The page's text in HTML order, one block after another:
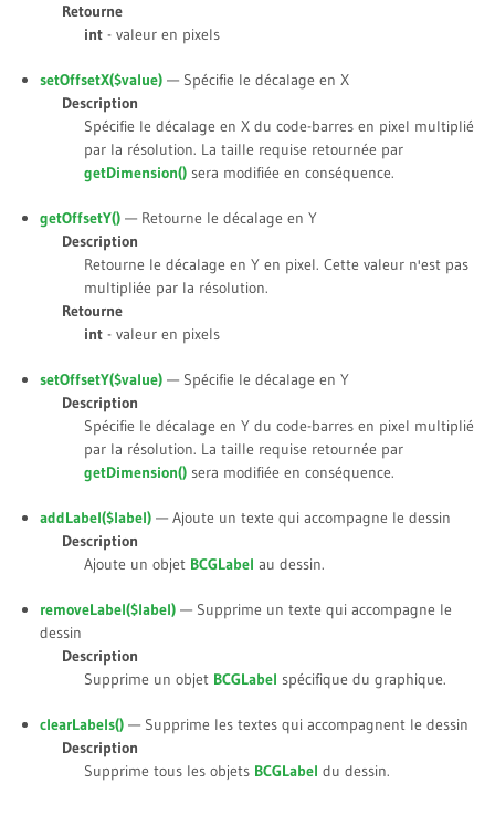
Retourne
int - valeur en pixels
setOffsetX($value) — Spécifie le décalage en X
Description
Spécifie le décalage en X du code-barres en pixel multiplié
par la résolution. La taille requise retournée par
getDimension() sera modifiée en conséquence.
getOffsetY() — Retourne le décalage en Y
Description
Retourne le décalage en Y en pixel. Cette valeur n'est pas
multipliée par la résolution.
Retourne
int - valeur en pixels
setOffsetY($value) — Spécifie le décalage en Y
Description
Spécifie le décalage en Y du code-barres en pixel multiplié
par la résolution. La taille requise retournée par
getDimension() sera modifiée en conséquence.
addLabel($label) — Ajoute un texte qui accompagne le dessin
Description
Ajoute un objet BCGLabel au dessin.
removeLabel($label) — Supprime un texte qui accompagne le
dessin
Description
Supprime un objet BCGLabel spécifique du graphique.
clearLabels() — Supprime les textes qui accompagnent le dessin
Description
Supprime tous les objets BCGLabel du dessin.